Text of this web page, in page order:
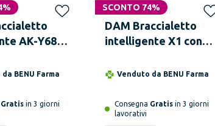
AK-Y68
da BENU Farma
Gratis in 3 giorni
SCONTO 74%
DAM Braccialetto
intelligente X1 con
pressione sanguigna
Venduto da BENU Farma
Consegna Gratisin 3 giorni
lavorativi